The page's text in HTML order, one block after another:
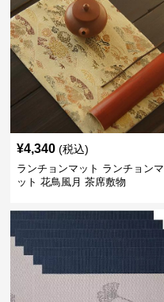
¥4,340 (税込)
ランチョンマット ランチョンマ
ット 花鳥風月 茶席敷物